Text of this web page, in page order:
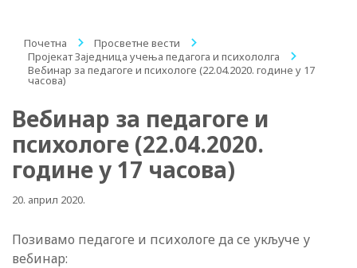
Почетна / Просветне вести
/
Пројекат Заједница учења педагога и психололга
/
Вебинар за педагоге и психологе (22.04.2020. године у 17
часова)
Вебинар за педагоге и
психологе (22.04.2020.
године у 17 часова)
20. април 2020.
Позивамо педагоге и психологе да се укључе у
вебинар: